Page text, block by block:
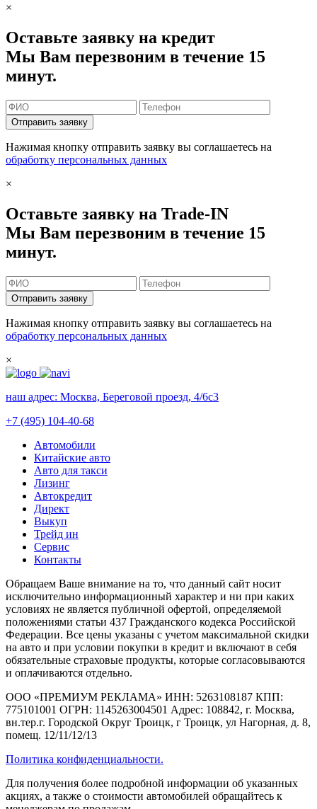
×
Оставьте заявку на кредит
Мы Вам перезвоним в течение 15
минут.
Отправить заявку
Нажимая кнопку отправить заявку вы соглашаетесь на
обработку персональных данных
×
Оставьте заявку на Trade-IN
Мы Вам перезвоним в течение 15
минут.
Отправить заявку
Нажимая кнопку отправить заявку вы соглашаетесь на
обработку персональных данных
×
наш адрес: Москва, Береговой проезд, 4/6с3
+7 (495) 104-40-68
Автомобили
Китайские авто
Авто для такси
Лизинг
Автокредит
Директ
Выкуп
Трейд ин
Сервис
Контакты
Обращаем Ваше внимание на то, что данный сайт носит
исключительно информационный характер и ни при каких
условиях не является публичной офертой, определяемой
положениями статьи 437 Гражданского кодекса Российской
Федерации. Все цены указаны с учетом максимальной скидки
на авто и при условии покупки в кредит и включают в себя
обязательные страховые продукты, которые согласовываются
и оплачиваются отдельно.
ООО «ПРЕМИУМ РЕКЛАМА» ИНН: 5263108187 КПП:
775101001 ОГРН: 1145263004501 Адрес: 108842, г. Москва,
вн.тер.г. Городской Округ Троицк, г Троицк, ул Нагорная, д. 8,
помещ. 12/11/12/13
Политика конфиденциальности.
Для получения более подробной информации об указанных
акциях, а также о стоимости автомобилей обращайтесь к